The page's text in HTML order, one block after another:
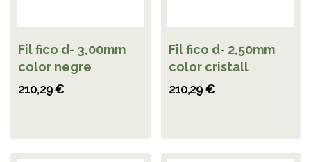
Fil fico d- 3,00mm
color negre
210,29 €
Fil fico d- 2,50mm
color cristall
210,29 €